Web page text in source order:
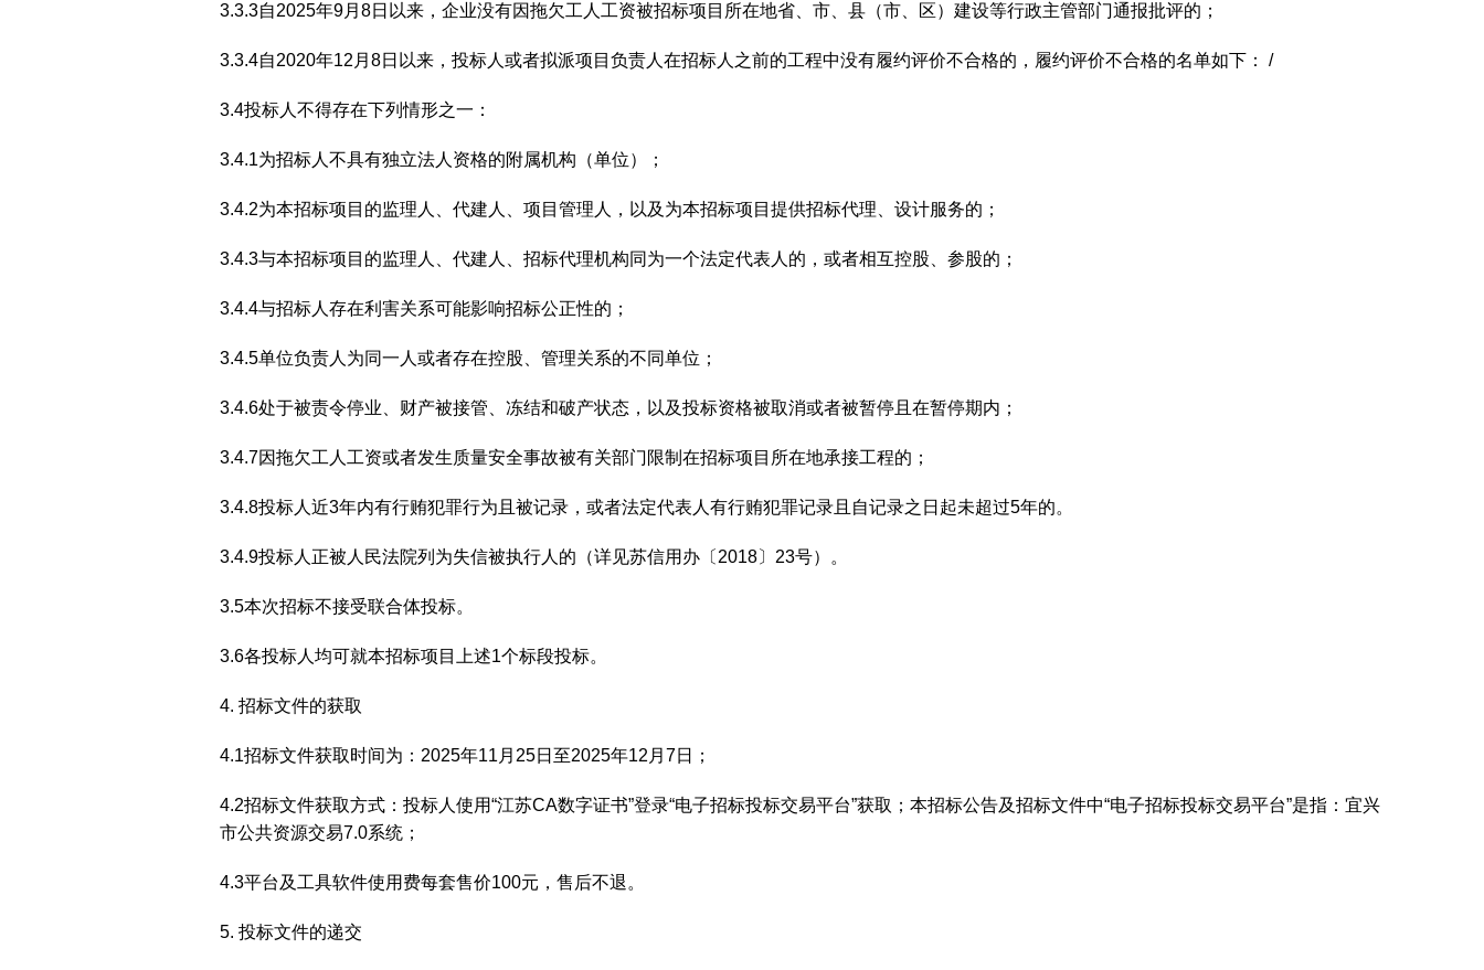
3.3.3自2025年9月8日以来，企业没有因拖欠工人工资被招标项目所在地省、市、县（市、区）建设等行政主管部门通报批评的；
3.3.4自2020年12月8日以来，投标人或者拟派项目负责人在招标人之前的工程中没有履约评价不合格的，履约评价不合格的名单如下： /
3.4投标人不得存在下列情形之一：
3.4.1为招标人不具有独立法人资格的附属机构（单位）；
3.4.2为本招标项目的监理人、代建人、项目管理人，以及为本招标项目提供招标代理、设计服务的；
3.4.3与本招标项目的监理人、代建人、招标代理机构同为一个法定代表人的，或者相互控股、参股的；
3.4.4与招标人存在利害关系可能影响招标公正性的；
3.4.5单位负责人为同一人或者存在控股、管理关系的不同单位；
3.4.6处于被责令停业、财产被接管、冻结和破产状态，以及投标资格被取消或者被暂停且在暂停期内；
3.4.7因拖欠工人工资或者发生质量安全事故被有关部门限制在招标项目所在地承接工程的；
3.4.8投标人近3年内有行贿犯罪行为且被记录，或者法定代表人有行贿犯罪记录且自记录之日起未超过5年的。
3.4.9投标人正被人民法院列为失信被执行人的（详见苏信用办〔2018〕23号）。
3.5本次招标不接受联合体投标。
3.6各投标人均可就本招标项目上述1个标段投标。
4. 招标文件的获取
4.1招标文件获取时间为：2025年11月25日至2025年12月7日；
4.2招标文件获取方式：投标人使用“江苏CA数字证书”登录“电子招标投标交易平台”获取；本招标公告及招标文件中“电子招标投标交易平台”是指：宜兴
市公共资源交易7.0系统；
4.3平台及工具软件使用费每套售价100元，售后不退。
5. 投标文件的递交